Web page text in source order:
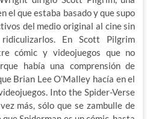
el que estaba basado y que supo
del medio original al cine sin
En Scott Pilgrim
cómic y videojuegos que no
había una comprensión de
Brian Lee O’Malley hacía en el
Into the Spider-Verse
más, sólo que se zambulle de